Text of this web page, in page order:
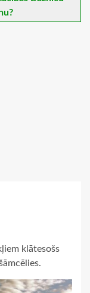
klātesošs